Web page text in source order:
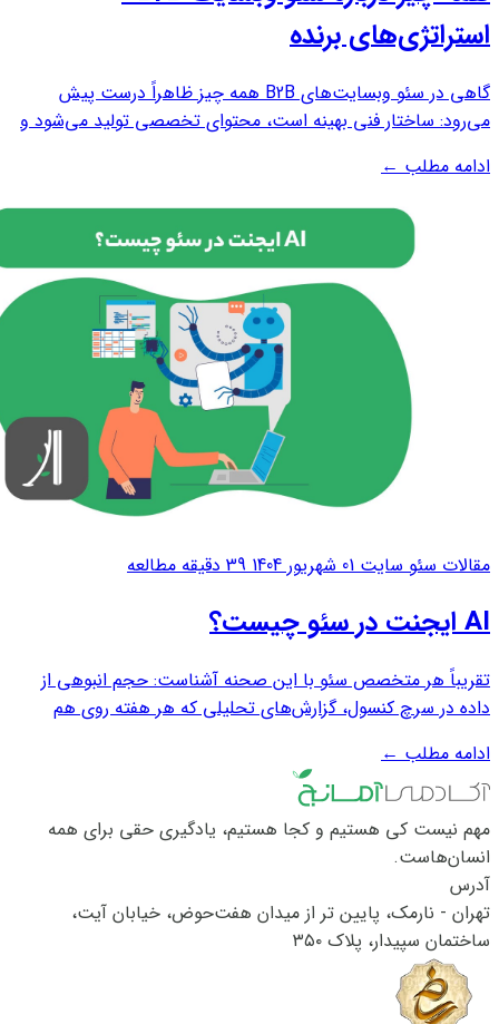
استراتژی‌های برنده
گاهی در سئو وبسایت‌های B2B همه چیز ظاهراً درست پیش
می‌رود: ساختار فنی بهینه است، محتوای تخصصی تولید می‌شود و
با پرسشی اساسی روبه‌رو...
ادامه مطلب←
مقالات سئو سایت 01 شهریور 1404 39 دقیقه مطالعه
AI ایجنت در سئو چیست؟
تقریباً هر متخصص سئو با این صحنه آشناست: حجم انبوهی از
داده در سرچ کنسول، گزارش‌های تحلیلی که هر هفته روی هم
انجام شوند. ابزارهای اتوماسیون کلاسیک تا حدی این فشار را کم
کرده‌اند، اما هنوز چیزی کم...
ادامه مطلب←
مهم نیست کی هستیم و کجا هستیم، یادگیری حقی برای همه
انسان‌هاست.
آدرس
تهران - نارمک، پایین تر از میدان هفت‌حوض، خیابان آیت،
ساختمان سپیدار، پلاک ۳۵۰